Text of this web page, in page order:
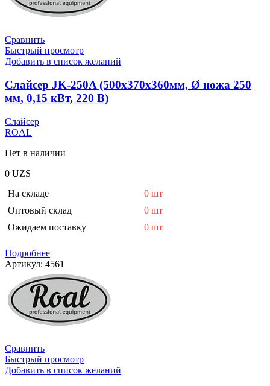
Сравнить
Быстрый просмотр
Добавить в список желаний
Слайсер JK-250A (500х370х360мм, Ø ножа 250
мм, 0,15 кВт, 220 В)
Слайсер
ROAL
Нет в наличии
0 UZS
На складе
0 шт
Оптовый склад
0 шт
Ожидаем поставку
0 шт
Подробнее
Артикул: 4561
Сравнить
Быстрый просмотр
Добавить в список желаний